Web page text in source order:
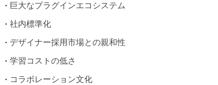
巨大なプラグインエコシステム
社内標準化
デザイナー採用市場との親和性
学習コストの低さ
コラボレーション文化